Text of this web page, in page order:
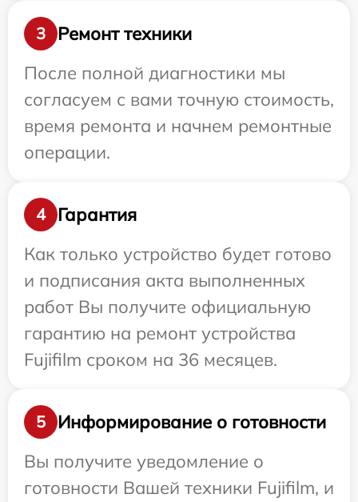
3
Ремонт техники
После полной диагностики мы
согласуем с вами точную стоимость,
время ремонта и начнем ремонтные
операции.
4
Гарантия
Как только устройство будет готово
и подписания акта выполненных
работ Вы получите официальную
гарантию на ремонт устройства
Fujifilm сроком на 36 месяцев.
5
Информирование о готовности
Вы получите уведомление о
готовности Вашей техники Fujifilm, и